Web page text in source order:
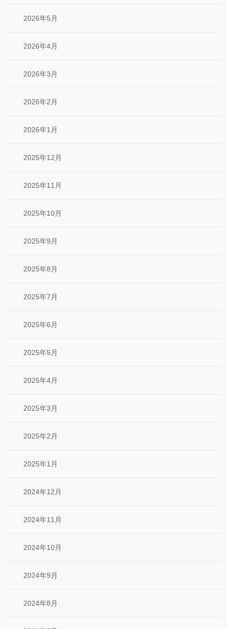
2026年5月
2026年4月
2026年3月
2026年2月
2026年1月
2025年12月
2025年11月
2025年10月
2025年9月
2025年8月
2025年7月
2025年6月
2025年5月
2025年4月
2025年3月
2025年2月
2025年1月
2024年12月
2024年11月
2024年10月
2024年9月
2024年8月